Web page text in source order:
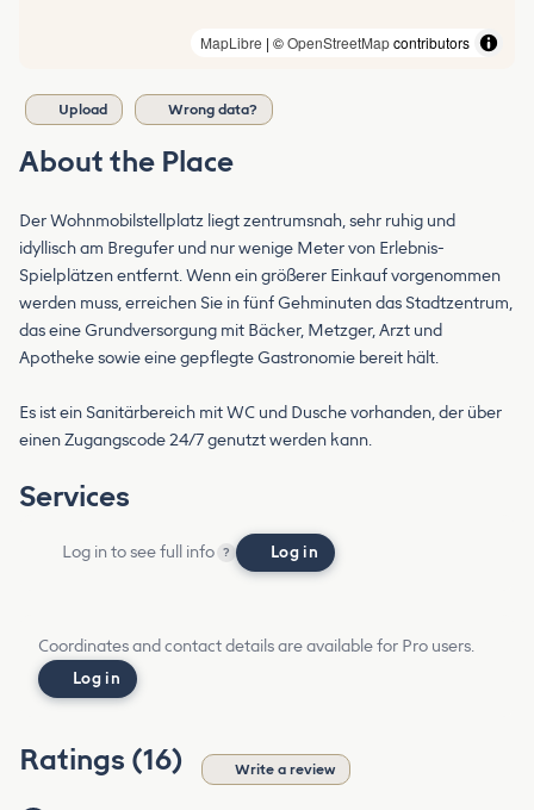
MapLibre | ©OpenStreetMapcontributors
Upload Wrong data?
About the Place
Der Wohnmobilstellplatz liegt zentrumsnah, sehr ruhig und
idyllisch am Bregufer und nur wenige Meter von Erlebnis-
Spielplätzen entfernt. Wenn ein größerer Einkauf vorgenommen
werden muss, erreichen Sie in fünf Gehminuten das Stadtzentrum,
das eine Grundversorgung mit Bäcker, Metzger, Arzt und
Apotheke sowie eine gepflegte Gastronomie bereit hält.
Es ist ein Sanitärbereich mit WC und Dusche vorhanden, der über
einen Zugangscode 24/7 genutzt werden kann.
Services
Log in to see full info ? Log in
Coordinates and contact details are available for Pro users.
Log in
Ratings (16) Write a review